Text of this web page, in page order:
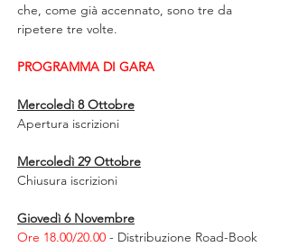
che, come già accennato, sono tre da
ripetere tre volte.
PROGRAMMA DI GARA
Mercoledì 8 Ottobre
Apertura iscrizioni
Mercoledì 29 Ottobre
Chiusura iscrizioni
Giovedì 6 Novembre
Ore 18.00/20.00 - Distribuzione Road-Book